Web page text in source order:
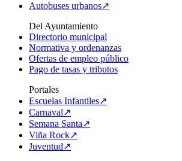
Autobuses urbanos↗
Del Ayuntamiento
Directorio municipal
Normativa y ordenanzas
Ofertas de empleo público
Pago de tasas y tributos
Portales
Escuelas Infantiles↗
Carnaval↗
Semana Santa↗
Viña Rock↗
Juventud↗